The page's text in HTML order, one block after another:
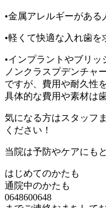
•金属アレルギーがある
•軽くて快適な入れ歯を
•インプラントやブリッ
ノンクラスプデンチャ
ですが、費用や耐久性
具体的な費用や素材は
気になる方はスタッフ
ください！
当院は予防やケアにも
はじめてのかたも
通院中のかたも
0648600648